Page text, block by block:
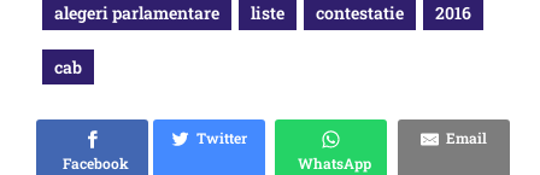
alegeri parlamentare liste contestatie 2016
cab
Facebook
Twitter
WhatsApp
Email